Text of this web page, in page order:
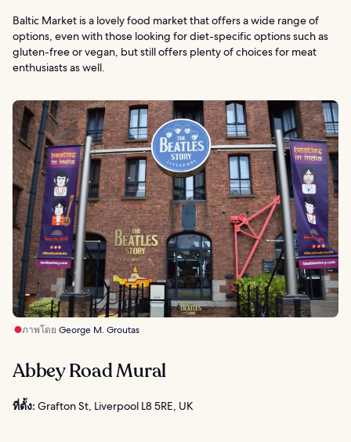
Baltic Market is a lovely food market that offers a wide range of
options, even with those looking for diet-specific options such as
gluten-free or vegan, but still offers plenty of choices for meat
enthusiasts as well.
ภาพโดย George M. Groutas
Abbey Road Mural
ที่ตั้ง: Grafton St, Liverpool L8 5RE, UK